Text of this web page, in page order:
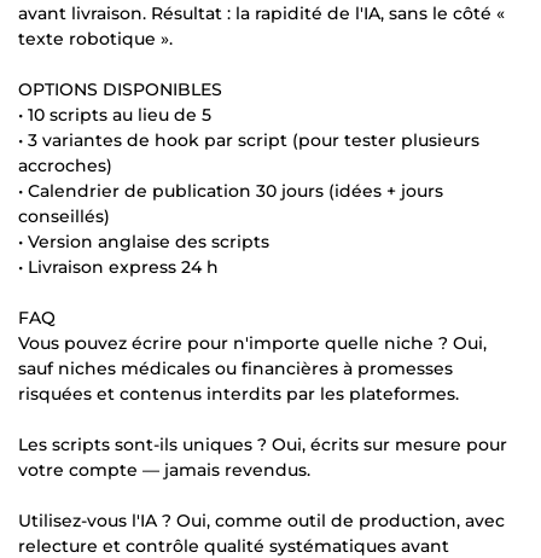
avant livraison. Résultat : la rapidité de l'IA, sans le côté «
texte robotique ».
OPTIONS DISPONIBLES
• 10 scripts au lieu de 5
• 3 variantes de hook par script (pour tester plusieurs
accroches)
• Calendrier de publication 30 jours (idées + jours
conseillés)
• Version anglaise des scripts
• Livraison express 24 h
FAQ
Vous pouvez écrire pour n'importe quelle niche ? Oui,
sauf niches médicales ou financières à promesses
risquées et contenus interdits par les plateformes.
Les scripts sont-ils uniques ? Oui, écrits sur mesure pour
votre compte — jamais revendus.
Utilisez-vous l'IA ? Oui, comme outil de production, avec
relecture et contrôle qualité systématiques avant